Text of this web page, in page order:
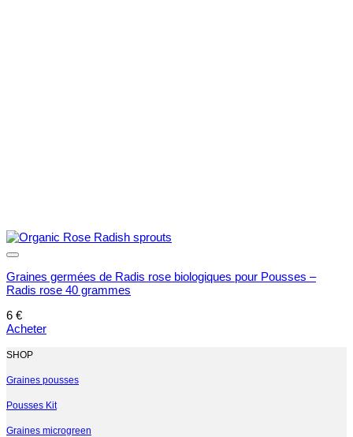
Graines germées de Radis rose biologiques pour Pousses –
Radis rose 40 grammes
6 €
Acheter
SHOP
Graines pousses
Pousses Kit
Graines microgreen